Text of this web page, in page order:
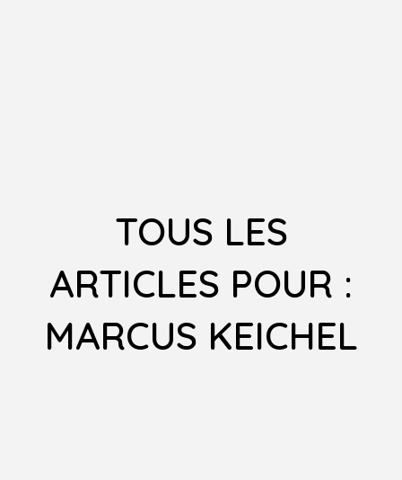
TOUS LES
ARTICLES POUR :
MARCUS KEICHEL